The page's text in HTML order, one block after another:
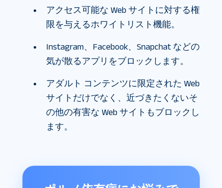
アクセス可能な Web サイトに対する権
限を与えるホワイトリスト機能。
Instagram、Facebook、Snapchat などの
気が散るアプリをブロックします。
アダルト コンテンツに限定された Web
サイトだけでなく、近づきたくないそ
の他の有害な Web サイトもブロックし
ます。